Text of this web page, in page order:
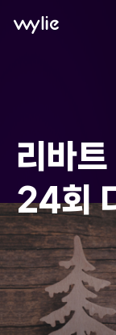
wylie
리바
24회